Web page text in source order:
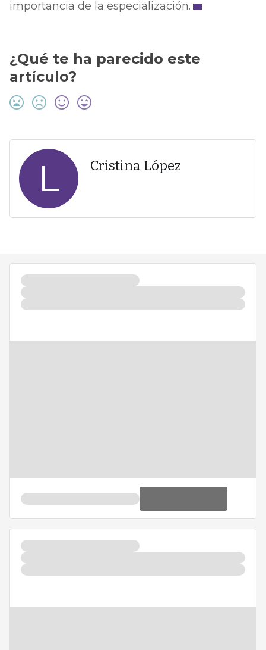
importancia de la especialización.
¿Qué te ha parecido este
artículo?
L Cristina López